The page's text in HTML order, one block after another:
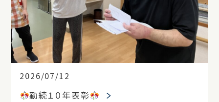
2026/07/12
勤続１０年表彰